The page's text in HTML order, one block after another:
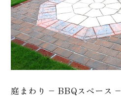
庭まわり – BBQスペース –